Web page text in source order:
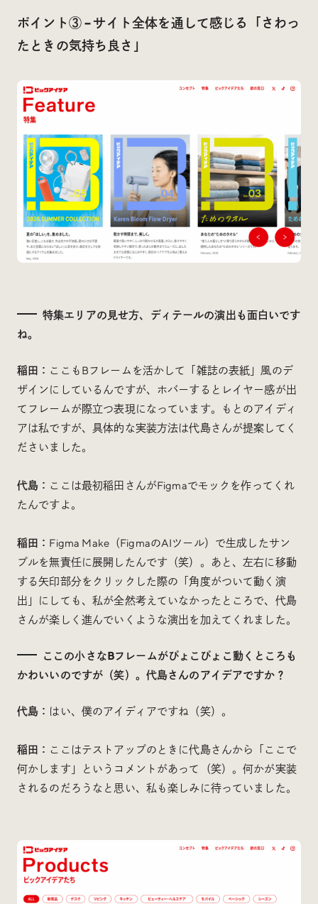
ポイント③ – サイト全体を通して感じる「さわっ
たときの気持ち良さ」
特集エリアの見せ方、ディテールの演出も面白いです
ね。
稲田： ここもBフレームを活かして「雑誌の表紙」風のデ
ザインにしているんですが、ホバーするとレイヤー感が出
てフレームが際立つ表現になっています。もとのアイディ
アは私ですが、具体的な実装方法は代島さんが提案してく
ださいました。
代島： ここは最初稲田さんがFigmaでモックを作ってくれ
たんですよ。
稲田： Figma Make（FigmaのAIツール）で生成したサン
プルを無責任に展開したんです（笑）。あと、左右に移動
する矢印部分をクリックした際の「角度がついて動く演
出」にしても、私が全然考えていなかったところで、代島
さんが楽しく進んでいくような演出を加えてくれました。
ここの小さなBフレームがぴょこぴょこ動くところも
かわいいのですが（笑）。代島さんのアイデアですか？
代島： はい、僕のアイディアですね（笑）。
稲田： ここはテストアップのときに代島さんから「ここで
何かします」というコメントがあって（笑）。何かが実装
されるのだろうなと思い、私も楽しみに待っていました。